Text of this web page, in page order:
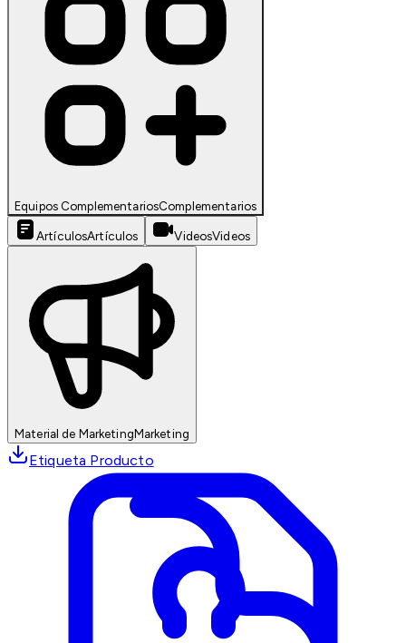
Equipos ComplementariosComplementarios
ArtículosArtículos VideosVideos
Material de MarketingMarketing
Etiqueta Producto